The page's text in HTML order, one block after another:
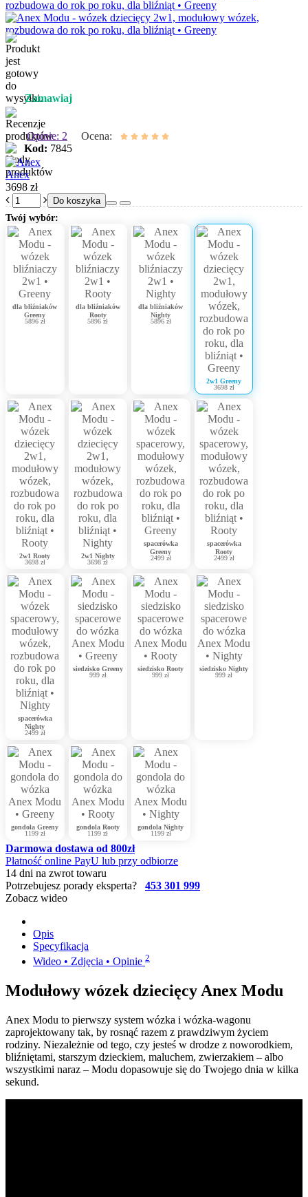
Zamawiaj
Opinie: 2
Ocena:
Kod: 7845
Anex
3698 zł
Do koszyka
Twój wybór:
dla bliźniaków
Greeny
5896 zł
dla bliźniaków
Rooty
5896 zł
dla bliźniaków
Nighty
5896 zł
2w1 Greeny
3698 zł
2w1 Rooty
3698 zł
2w1 Nighty
3698 zł
spacerówka
Greeny
2499 zł
spacerówka
Rooty
2499 zł
spacerówka
Nighty
2499 zł
siedzisko Greeny
999 zł
siedzisko Rooty
999 zł
siedzisko Nighty
999 zł
gondola Greeny
1199 zł
gondola Rooty
1199 zł
gondola Nighty
1199 zł
Darmowa dostawa od 800zł
Płatność online PayU lub przy odbiorze
14 dni na zwrot towaru
Potrzebujesz porady eksperta? 453 301 999
Zobacz wideo
Opis
Specyfikacja
Wideo • Zdjęcia • Opinie 2
Modułowy wózek dziecięcy Anex Modu
Anex Modu to pierwszy system wózka i wózka-wagonu
zaprojektowany tak, by rosnąć razem z prawdziwym życiem
rodziny. Niezależnie od tego, czy jesteś w drodze z noworodkiem,
bliźniętami, starszym dzieckiem, maluchem, zwierzakiem – albo
wszystkimi naraz – Modu dopasowuje się do Twojego dnia w kilka
sekund.